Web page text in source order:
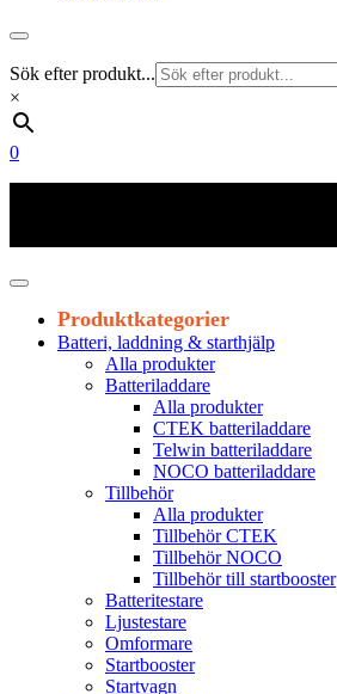
Sök efter produkt...
×
0
Produktkategorier
Batteri, laddning & starthjälp
Alla produkter
Batteriladdare
Alla produkter
CTEK batteriladdare
Telwin batteriladdare
NOCO batteriladdare
Tillbehör
Alla produkter
Tillbehör CTEK
Tillbehör NOCO
Tillbehör till startbooster
Batteritestare
Ljustestare
Omformare
Startbooster
Startvagn